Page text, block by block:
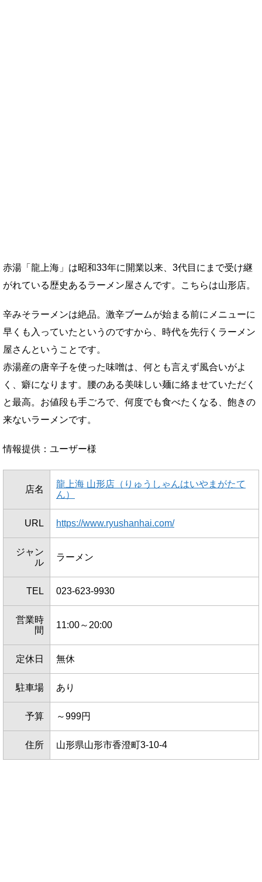
赤湯「龍上海」は昭和33年に開業以来、3代目にまで受け継
がれている歴史あるラーメン屋さんです。こちらは山形店。
辛みそラーメンは絶品。激辛ブームが始まる前にメニューに
早くも入っていたというのですから、時代を先行くラーメン
屋さんということです。
赤湯産の唐辛子を使った味噌は、何とも言えず風合いがよ
く、癖になります。腰のある美味しい麺に絡ませていただく
と最高。お値段も手ごろで、何度でも食べたくなる、飽きの
来ないラーメンです。
情報提供：ユーザー様
店名
龍上海 山形店（りゅうしゃんはいやまがたて
ん）
URL https://www.ryushanhai.com/
ジャン
ル
ラーメン
TEL 023-623-9930
営業時
間
11:00～20:00
定休日 無休
駐車場 あり
予算 ～999円
住所 山形県山形市香澄町3-10-4